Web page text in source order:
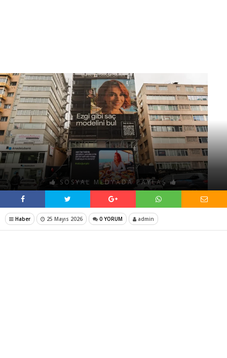
SOSYAL MEDYADA PAYLAŞ
Haber 25 Mayıs 2026 0 YORUM admin